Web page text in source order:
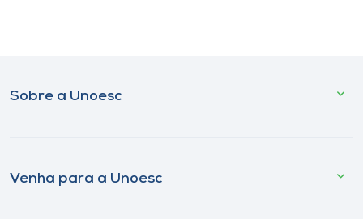
Sobre a Unoesc
Venha para a Unoesc